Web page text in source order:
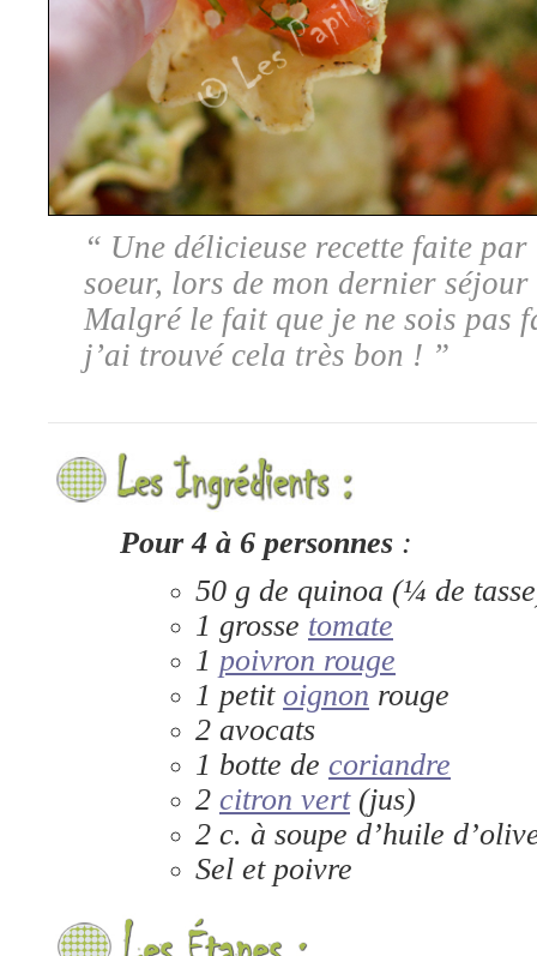
“ Une délicieuse recette faite par
soeur, lors de mon dernier
Malgré le fait que je ne sois pas
j’ai trouvé cela très bon ! ”
Pour 4 à 6 personnes :
50 g de quinoa (¼ de
1 grosse tomate
1 poivron rouge
1 petit oignon rouge
2 avocats
1 botte de coriandre
2 citron vert(jus)
2 c. à soupe d’huile
Sel et poivre